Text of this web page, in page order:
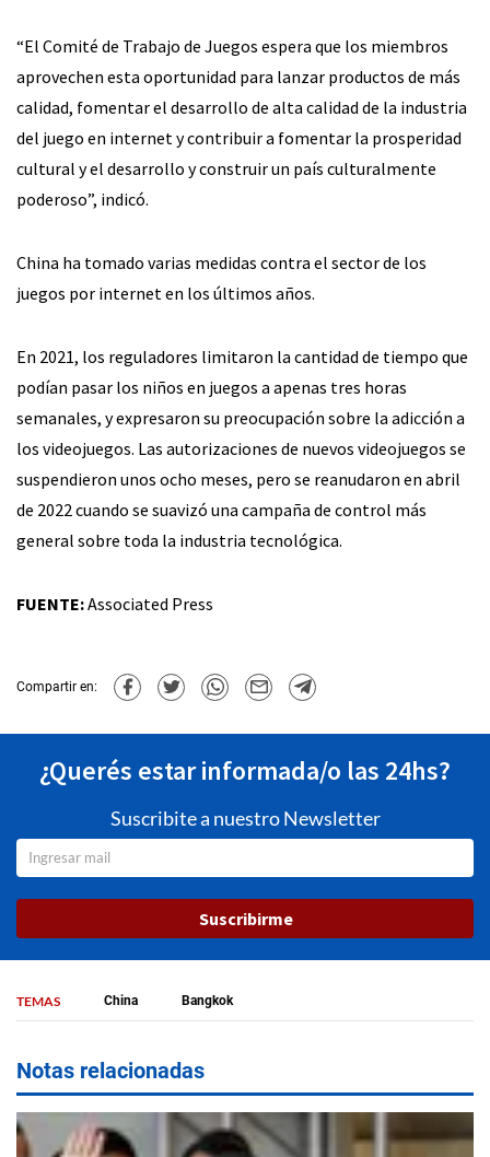
“El Comité de Trabajo de Juegos espera que los miembros
aprovechen esta oportunidad para lanzar productos de más
calidad, fomentar el desarrollo de alta calidad de la industria
del juego en internet y contribuir a fomentar la prosperidad
cultural y el desarrollo y construir un país culturalmente
poderoso”, indicó.
China ha tomado varias medidas contra el sector de los
juegos por internet en los últimos años.
En 2021, los reguladores limitaron la cantidad de tiempo que
podían pasar los niños en juegos a apenas tres horas
semanales, y expresaron su preocupación sobre la adicción a
los videojuegos. Las autorizaciones de nuevos videojuegos se
suspendieron unos ocho meses, pero se reanudaron en abril
de 2022 cuando se suavizó una campaña de control más
general sobre toda la industria tecnológica.
FUENTE:Associated Press
Compartir en:
¿Querés estar informada/o las 24hs?
Suscribite a nuestro Newsletter
Suscribirme
TEMAS China Bangkok
Notas relacionadas